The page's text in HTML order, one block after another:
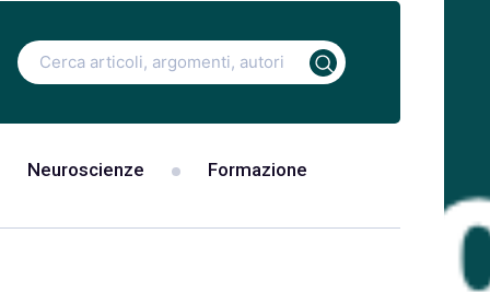
Ricerca
per:
Neuroscienze Formazione